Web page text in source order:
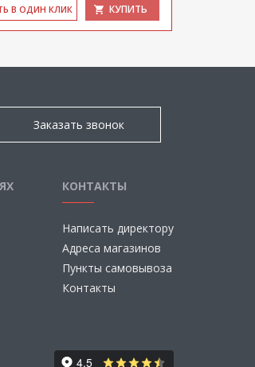
В ОДИН КЛИК КУПИТЬ
Заказать звонок
КОНТАКТЫ
Написать директору
Адреса магазинов
Пункты самовывоза
Контакты